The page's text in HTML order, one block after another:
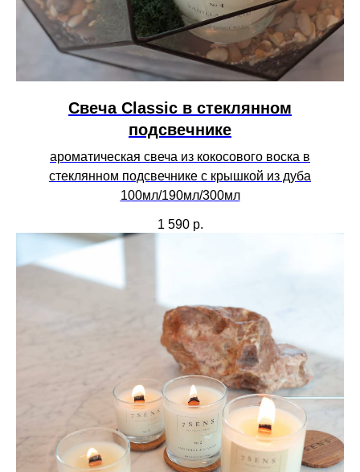
Свеча Сlassic в стеклянном
подсвечнике
ароматическая свеча из кокосового воска в
стеклянном подсвечнике с крышкой из дуба
100мл/190мл/300мл
1 590 р.